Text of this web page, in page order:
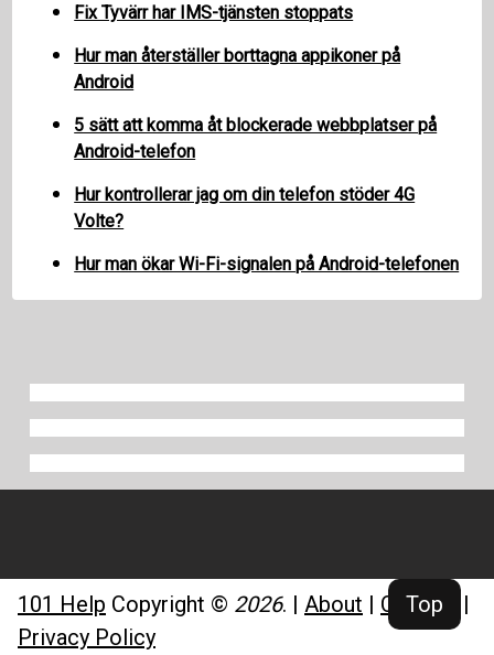
Top
Fix Tyvärr har IMS-tjänsten stoppats
Hur man återställer borttagna appikoner på
Android
5 sätt att komma åt blockerade webbplatser på
Android-telefon
Hur kontrollerar jag om din telefon stöder 4G
Volte?
Hur man ökar Wi-Fi-signalen på Android-telefonen
101 Help Copyright © 2026. | About | Contact
|
Privacy Policy